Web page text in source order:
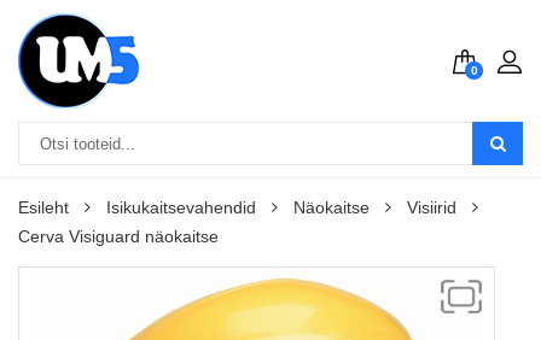
0
Esileht Isikukaitsevahendid Näokaitse
Visiirid
Cerva Visiguard näokaitse